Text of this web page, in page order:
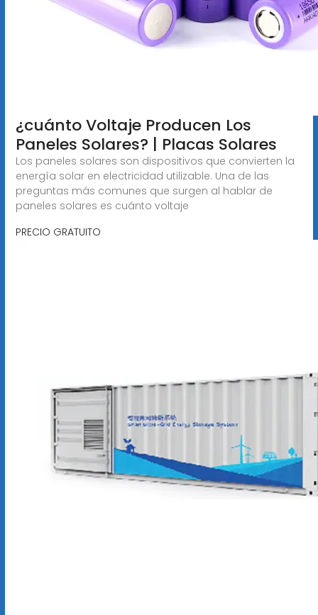
¿cuánto Voltaje Producen Los
Paneles Solares? | Placas Solares
Los paneles solares son dispositivos que convierten la
energía solar en electricidad utilizable. Una de las
preguntas más comunes que surgen al hablar de
paneles solares es cuánto voltaje
PRECIO GRATUITO